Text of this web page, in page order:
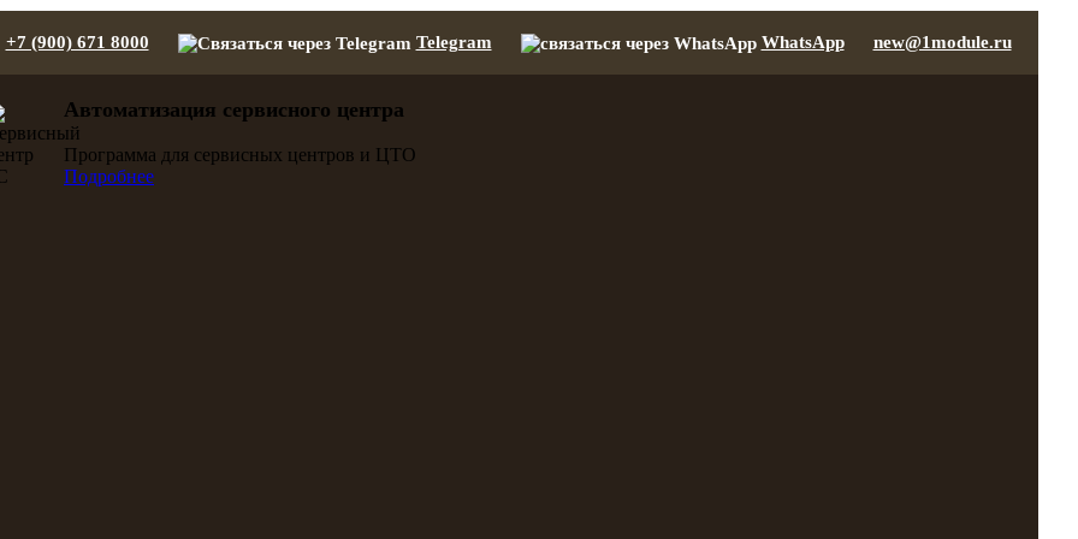
+7 (900) 671 8000 Telegram WhatsApp new@1module.ru
Автоматизация сервисного центра
Программа для сервисных центров и ЦТО
Подробнее